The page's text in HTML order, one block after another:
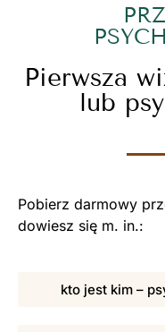
Pierwsza
lub
Pobierz darmowy
dowiesz się m. in.:
kto jest kim –